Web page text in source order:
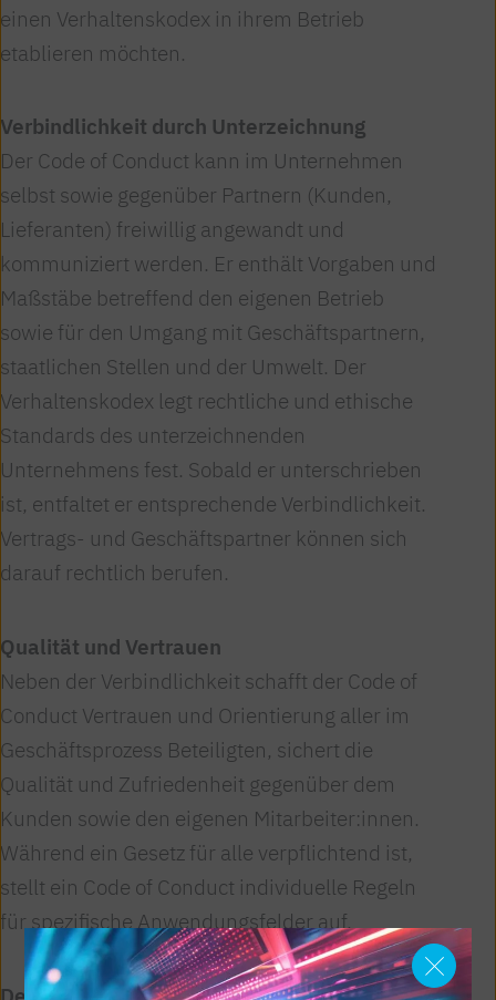
einen Verhaltenskodex in ihrem Betrieb
etablieren möchten.
Verbindlichkeit durch Unterzeichnung
Der Code of Conduct kann im Unternehmen
selbst sowie gegenüber Partnern (Kunden,
Lieferanten) freiwillig angewandt und
kommuniziert werden. Er enthält Vorgaben und
Maßstäbe betreffend den eigenen Betrieb
sowie für den Umgang mit Geschäftspartnern,
staatlichen Stellen und der Umwelt. Der
Verhaltenskodex legt rechtliche und ethische
Standards des unterzeichnenden
Unternehmens fest. Sobald er unterschrieben
ist, entfaltet er entsprechende Verbindlichkeit.
Vertrags- und Geschäftspartner können sich
darauf rechtlich berufen.
Qualität und Vertrauen
Neben der Verbindlichkeit schafft der Code of
Conduct Vertrauen und Orientierung aller im
Geschäftsprozess Beteiligten, sichert die
Qualität und Zufriedenheit gegenüber dem
Kunden sowie den eigenen Mitarbeiter:innen.
Während ein Gesetz für alle verpflichtend ist,
stellt ein Code of Conduct individuelle Regeln
für spezifische Anwendungsfelder auf.